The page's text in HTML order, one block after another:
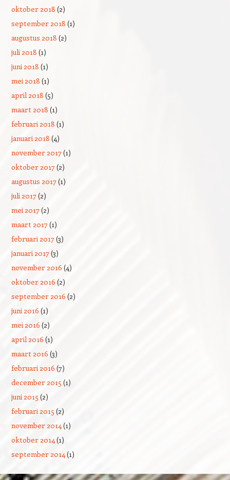
oktober 2018 (2)
september 2018 (1)
augustus 2018 (2)
juli 2018 (1)
juni 2018 (1)
mei 2018 (1)
april 2018 (5)
maart 2018 (1)
februari 2018 (1)
januari 2018 (4)
november 2017(1)
oktober 2017(2)
augustus 2017(1)
juli 2017(2)
mei 2017(2)
maart 2017(1)
februari 2017(3)
januari 2017(3)
november 2016 (4)
oktober 2016 (2)
september 2016 (2)
juni 2016 (1)
mei 2016 (2)
april 2016 (1)
maart 2016 (3)
februari 2016 (7)
december 2015 (1)
juni 2015 (2)
februari 2015 (2)
november 2014(1)
oktober 2014(1)
september 2014(1)